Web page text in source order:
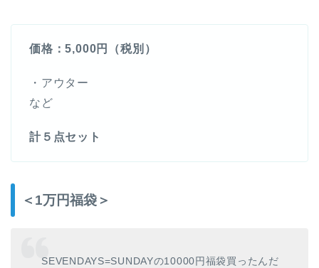
価格：5,000円（税別）
・アウター
など
計５点セット
＜1万円福袋＞
SEVENDAYS=SUNDAYの10000円福袋買ったんだ